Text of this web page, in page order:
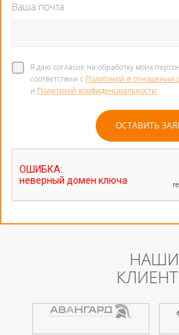
Ваша почта
Я даю согласие на обработку моих
соответствии с Политикой в отношении
и Политикой конфиденциальности
НАШИ